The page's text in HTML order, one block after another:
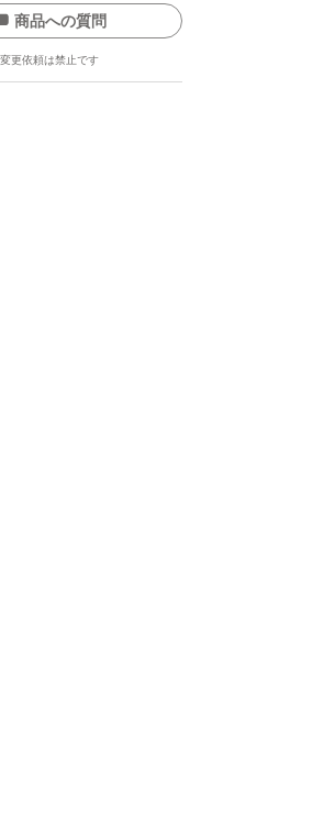
商品への質問
更依頼は禁止です